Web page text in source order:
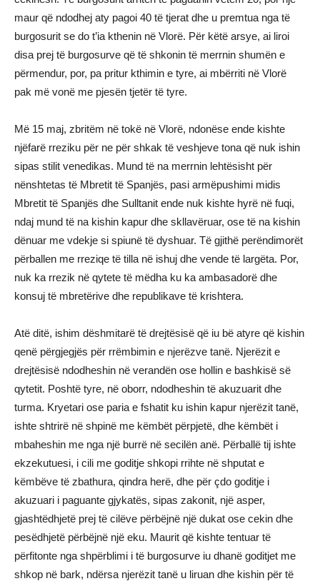
maur që ndodhej aty pagoi 40 të tjerat dhe u premtua nga të
burgosurit se do t’ia kthenin në Vlorë. Për këtë arsye, ai liroi
disa prej të burgosurve që të shkonin të merrnin shumën e
përmendur, por, pa pritur kthimin e tyre, ai mbërriti në Vlorë
pak më vonë me pjesën tjetër të tyre.
Më 15 maj, zbritëm në tokë në Vlorë, ndonëse ende kishte
njëfarë rreziku për ne për shkak të veshjeve tona që nuk ishin
sipas stilit venedikas. Mund të na merrnin lehtësisht për
nënshtetas të Mbretit të Spanjës, pasi armëpushimi midis
Mbretit të Spanjës dhe Sulltanit ende nuk kishte hyrë në fuqi,
ndaj mund të na kishin kapur dhe skllavëruar, ose të na kishin
dënuar me vdekje si spiunë të dyshuar. Të gjithë perëndimorët
përballen me rreziqe të tilla në ishuj dhe vende të largëta. Por,
nuk ka rrezik në qytete të mëdha ku ka ambasadorë dhe
konsuj të mbretërive dhe republikave të krishtera.
Atë ditë, ishim dëshmitarë të drejtësisë që iu bë atyre që kishin
qenë përgjegjës për rrëmbimin e njerëzve tanë. Njerëzit e
drejtësisë ndodheshin në verandën ose hollin e bashkisë së
qytetit. Poshtë tyre, në oborr, ndodheshin të akuzuarit dhe
turma. Kryetari ose paria e fshatit ku ishin kapur njerëzit tanë,
ishte shtrirë në shpinë me këmbët përpjetë, dhe këmbët i
mbaheshin me nga një burrë në secilën anë. Përballë tij ishte
ekzekutuesi, i cili me goditje shkopi rrihte në shputat e
këmbëve të zbathura, qindra herë, dhe për çdo goditje i
akuzuari i paguante gjykatës, sipas zakonit, një asper,
gjashtëdhjetë prej të cilëve përbëjnë një dukat ose cekin dhe
pesëdhjetë përbëjnë një eku. Maurit që kishte tentuar të
përfitonte nga shpërblimi i të burgosurve iu dhanë goditjet me
shkop në bark, ndërsa njerëzit tanë u liruan dhe kishin për të